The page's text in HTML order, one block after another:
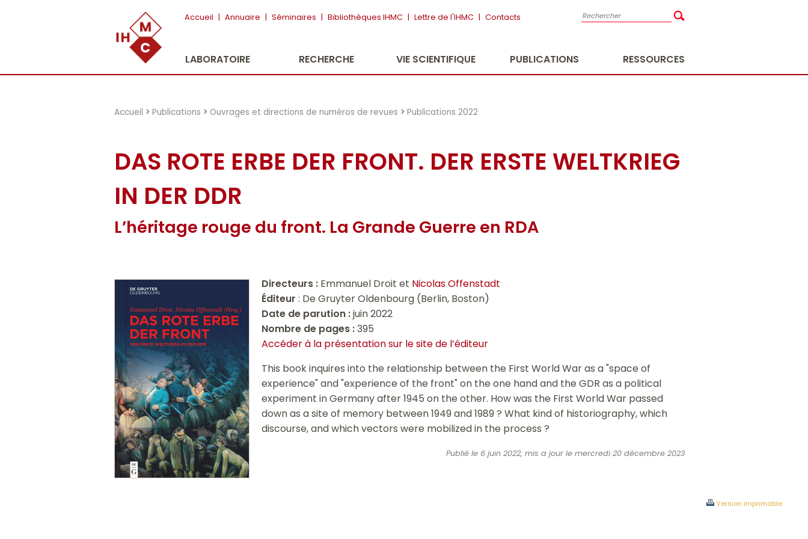
Accueil | Annuaire | Séminaires | Bibliothèques IHMC | Lettre de l'IHMC | Contacts
LABORATOIRE RECHERCHE VIE SCIENTIFIQUE PUBLICATIONS RESSOURCES
Accueil >Publications > Ouvrages et directions de numéros de revues >Publications 2022
DAS ROTE ERBE DER FRONT. DER ERSTE WELTKRIEG
IN DER DDR
L’héritage rouge du front. La Grande Guerre en RDA
Directeurs : Emmanuel Droit et Nicolas Offenstadt
Éditeur : De Gruyter Oldenbourg (Berlin, Boston)
Date de parution :juin 2022
Nombre de pages :395
Accéder à la présentation sur le site de l’éditeur
This book inquires into the relationship between the First World War as a "space of
experience" and "experience of the front" on the one hand and the GDR as a political
experiment in Germany after 1945 on the other. How was the First World War passed
down as a site of memory between 1949 and 1989 ? What kind of historiography, which
discourse, and which vectors were mobilized in the process ?
Publié le 6 juin 2022, mis a jour le mercredi 20 décembre 2023
Version imprimable